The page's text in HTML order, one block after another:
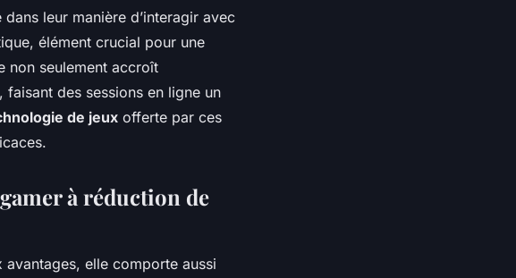
leur manière d’interagir avec
élément crucial pour une
non seulement accroît
faisant des sessions en ligne un
de jeux offerte par ces
à réduction de
avantages, elle comporte aussi